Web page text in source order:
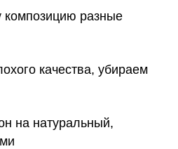
разные
качества, убираем
на натуральный,